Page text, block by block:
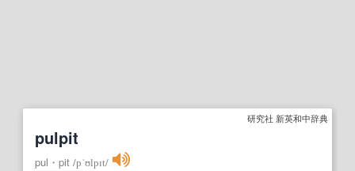
研究社 新英和中辞典
pulpit
pul・pit /pˈʊlpɪt/